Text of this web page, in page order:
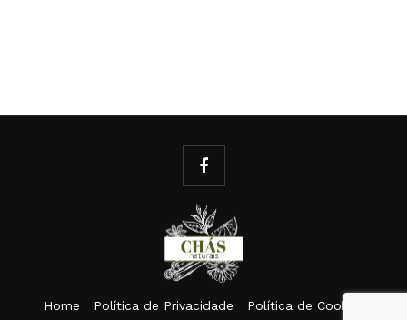
Home Política de Privacidade
Política de Cookies